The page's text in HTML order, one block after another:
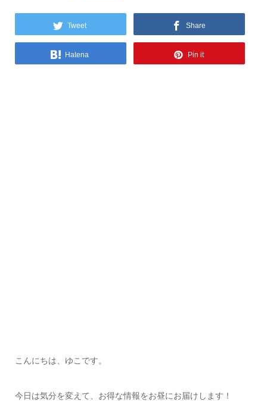
Tweet Share
Hatena Pin it
こんにちは、ゆこです。
今日は気分を変えて、お得な情報をお昼にお届けします！